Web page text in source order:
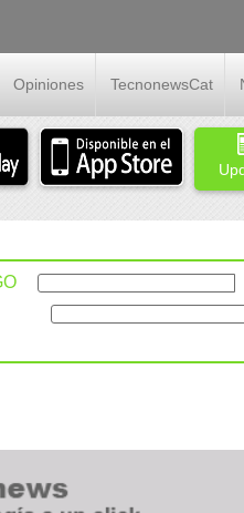
Opiniones TecnonewsCat